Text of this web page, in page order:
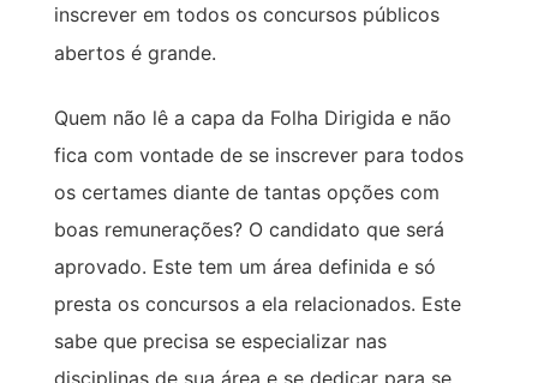
inscrever em todos os concursos públicos
abertos é grande.
Quem não lê a capa da Folha Dirigida e não
fica com vontade de se inscrever para todos
os certames diante de tantas opções com
boas remunerações? O candidato que será
aprovado. Este tem um área definida e só
presta os concursos a ela relacionados. Este
sabe que precisa se especializar nas